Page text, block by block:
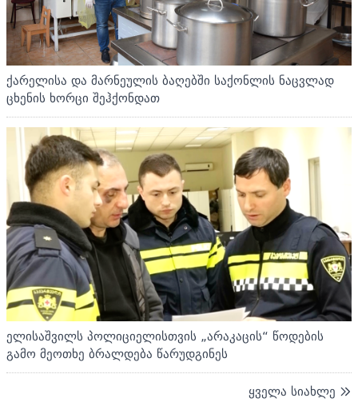
ქარელისა და მარნეულის ბაღებში საქონლის ნაცვლად
ცხენის ხორცი შეჰქონდათ
ელისაშვილს პოლიციელისთვის „არაკაცის“ წოდების
გამო მეოთხე ბრალდება წარუდგინეს
ყველა სიახლე